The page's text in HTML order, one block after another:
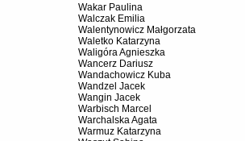
Wakar Paulina
Walczak Emilia
Walentynowicz Małgorzata
Waletko Katarzyna
Waligóra Agnieszka
Wancerz Dariusz
Wandachowicz Kuba
Wandzel Jacek
Wangin Jacek
Warbisch Marcel
Warchalska Agata
Warmuz Katarzyna